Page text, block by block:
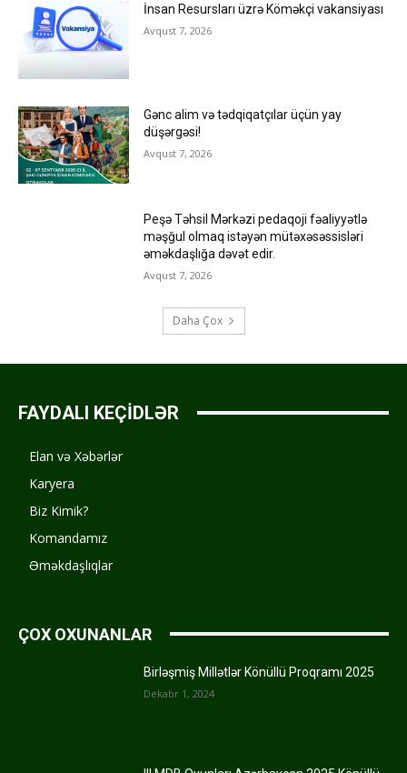
İnsan Resursları üzrə Köməkçi vakansiyası
Avqust 7, 2026
Gənc alim və tədqiqatçılar üçün yay
düşərgəsi!
Avqust 7, 2026
Peşə Təhsil Mərkəzi pedaqoji fəaliyyətlə
məşğul olmaq istəyən mütəxəsəssisləri
əməkdaşlığa dəvət edir.
Avqust 7, 2026
Daha Çox
FAYDALI KEÇİDLƏR
Elan və Xəbərlər
Karyera
Biz Kimik?
Komandamız
Əməkdaşlıqlar
ÇOX OXUNANLAR
Birləşmiş Millətlər Könüllü Proqramı 2025
Dekabr 1, 2024